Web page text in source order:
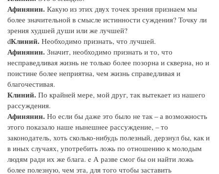
Афинянин. Какую из этих двух точек зрения признаем мы
более значительной в смысле истинности суждения? Точку ли
зрения худшей души или же лучшей?
dКлиний. Необходимо признать, что лучшей.
Афинянин. Значит, необходимо признать и то, что
несправедливая жизнь не только более позорна и скверна, но и
поистине более неприятна, чем жизнь справедливая и
благочестивая.
Клиний. По крайней мере, мой друг, так вытекает из нашего
рассуждения.
Афинянин. Но если бы даже это было не так – а возможность
этого показало наше нынешнее рассуждение, – то
законодатель, хоть сколько-нибудь полезный, дерзнул бы, как и
в иных случаях, употребить ложь по отношению к молодым
людям ради их же блага. e А разве смог бы он найти ложь
более полезную, чем эта, для того чтобы заставить